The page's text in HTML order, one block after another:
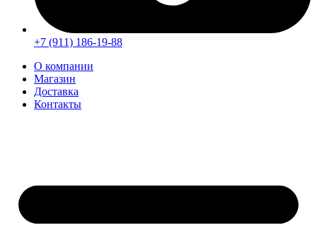
+7 (911) 186-19-88
О компании
Магазин
Доставка
Контакты